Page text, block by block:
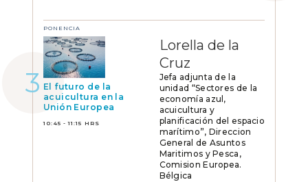
PONENCIA
El futuro de la
acuicultura en la
Unión Europea
10:45 - 11:15 HRS
Lorella de la
Cruz
Jefa adjunta de la
unidad “Sectores de la
economía azul,
acuicultura y
planificación del espacio
marítimo”, Direccion
General de Asuntos
Maritimos y Pesca,
Comision Europea.
Bélgica